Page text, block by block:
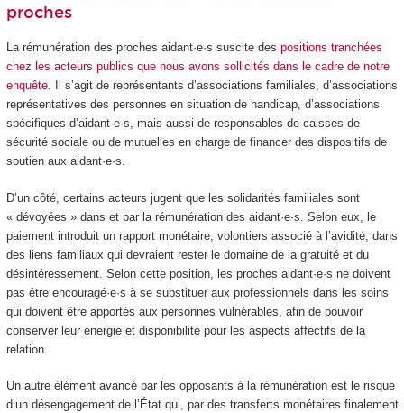
proches
La rémunération des proches aidant·e·s suscite des positions tranchées
chez les acteurs publics que nous avons sollicités dans le cadre de notre
enquête. Il s’agit de représentants d’associations familiales, d’associations
représentatives des personnes en situation de handicap, d’associations
spécifiques d’aidant·e·s, mais aussi de responsables de caisses de
sécurité sociale ou de mutuelles en charge de financer des dispositifs de
soutien aux aidant·e·s.
D’un côté, certains acteurs jugent que les solidarités familiales sont
« dévoyées » dans et par la rémunération des aidant·e·s. Selon eux, le
paiement introduit un rapport monétaire, volontiers associé à l’avidité, dans
des liens familiaux qui devraient rester le domaine de la gratuité et du
désintéressement. Selon cette position, les proches aidant·e·s ne doivent
pas être encouragé·e·s à se substituer aux professionnels dans les soins
qui doivent être apportés aux personnes vulnérables, afin de pouvoir
conserver leur énergie et disponibilité pour les aspects affectifs de la
relation.
Un autre élément avancé par les opposants à la rémunération est le risque
d’un désengagement de l’État qui, par des transferts monétaires finalement